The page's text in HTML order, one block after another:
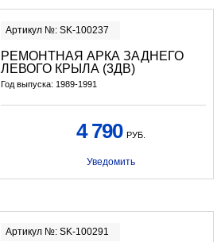
Артикул №: SK-100237
РЕМОНТНАЯ АРКА ЗАДНЕГО
ЛЕВОГО КРЫЛА (3ДВ)
Год выпуска: 1989-1991
4 790 РУБ.
Уведомить
Артикул №: SK-100291